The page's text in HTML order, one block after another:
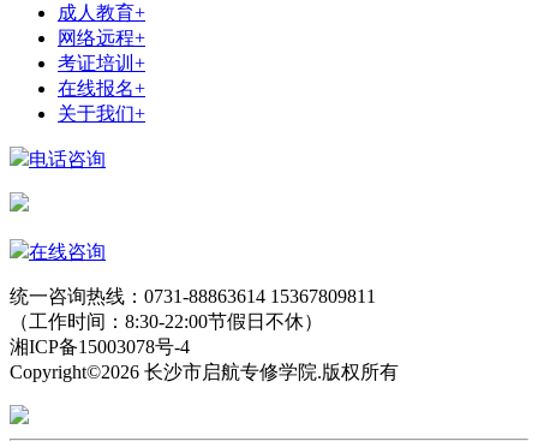
成人教育+
网络远程+
考证培训 +
在线报名+
关于我们+
电话咨询
在线咨询
统一咨询热线：0731-88863614 15367809811
（工作时间：8:30-22:00节假日不休）
湘ICP备15003078号-4
Copyright©2026 长沙市启航专修学院.版权所有